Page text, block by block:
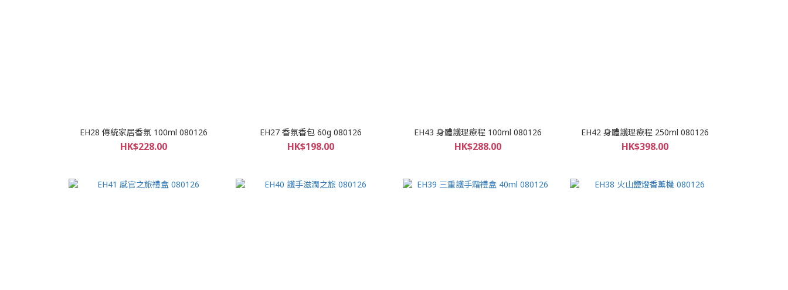
EH28 傳統家居香氛 100ml 080126
HK$228.00
EH27 香氛香包 60g 080126
HK$198.00
EH43 身體護理療程 100ml 080126
HK$288.00
EH42 身體護理療程 250ml 080126
HK$398.00